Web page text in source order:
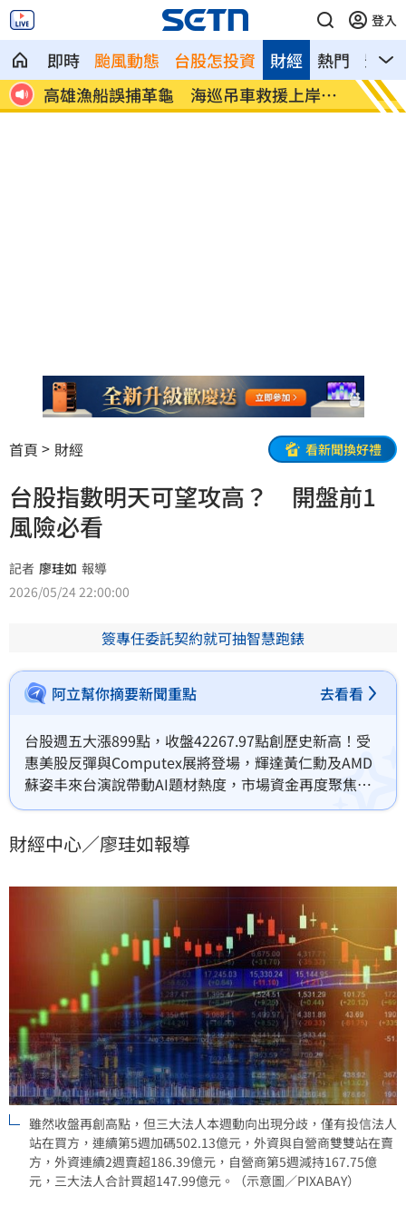
登入
即時 颱風動態 台股怎投資 熱門 影音
財經
高雄漁船誤捕革龜 海巡吊車救援上岸安
置
富邦
湯
首頁 財經 看新聞換好禮
台股指數明天可望攻高？ 開盤前1
風險必看
記者 廖珪如 報導
2026/05/24 22:00:00
簽專任委託契約就可抽智慧跑錶
阿立幫你摘要新聞重點 去看看
台股週五大漲899點，收盤42267.97點創歷史新高！受
惠美股反彈與Computex展將登場，輝達黃仁勳及AMD
蘇姿丰來台演說帶動AI題材熱度，市場資金再度聚焦。
專家指出，全球半導體市場規模預計於2030年突破1.5兆
投信仍連5週加碼。建議投資人聚焦半導體、光通訊等強
布局優質個股。
財經中心／廖珪如報導
雖然收盤再創高點，但三大法人本週動向出現分歧，僅有投信法人
站在買方，連續第5週加碼502.13億元，外資與自營商雙雙站在賣
方，外資連續2週賣超186.39億元，自營商第5週減持167.75億
元，三大法人合計買超147.99億元。（示意圖／PIXABAY）